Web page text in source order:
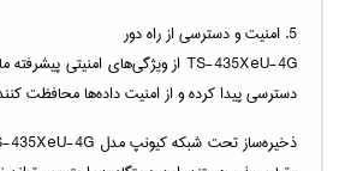
5. امنیت و دسترسی از راه دور
دسترسی پیدا کرده و از امنیت داده‌ها محافظت